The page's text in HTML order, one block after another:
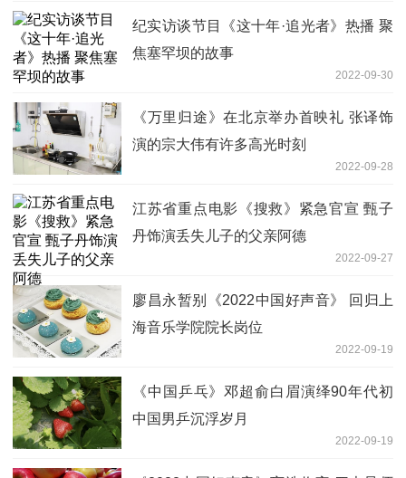
纪实访谈节目《这十年·追光者》热播 聚
焦塞罕坝的故事
2022-09-30
《万里归途》在北京举办首映礼 张译饰
演的宗大伟有许多高光时刻
2022-09-28
江苏省重点电影《搜救》紧急官宣 甄子
丹饰演丢失儿子的父亲阿德
2022-09-27
廖昌永暂别《2022中国好声音》 回归上
海音乐学院院长岗位
2022-09-19
《中国乒乓》邓超俞白眉演绎90年代初
中国男乒沉浮岁月
2022-09-19